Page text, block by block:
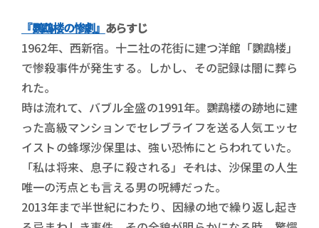
『鸚鵡楼の惨劇』 あらすじ
1962年、西新宿。十二社の花街に建つ洋館「鸚鵡楼」
で惨殺事件が発生する。しかし、その記録は闇に葬ら
れた。
時は流れて、バブル全盛の1991年。鸚鵡楼の跡地に建
った高級マンションでセレブライフを送る人気エッセ
イストの蜂塚沙保里は、強い恐怖にとらわれていた。
「私は将来、息子に殺される」――それは、沙保里の人生
唯一の汚点とも言える男の呪縛だった。
2013年まで半世紀にわたり、因縁の地で繰り返し起き